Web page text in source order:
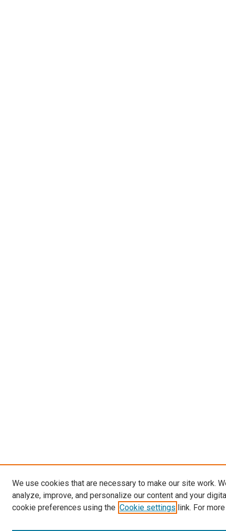
We use cookies that are necessary to make our site work.
analyze, improve, and personalize our content and your
cookie preferences using the Cookie settings link. For